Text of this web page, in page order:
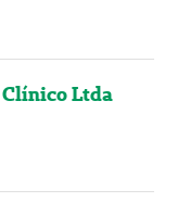
Ltda